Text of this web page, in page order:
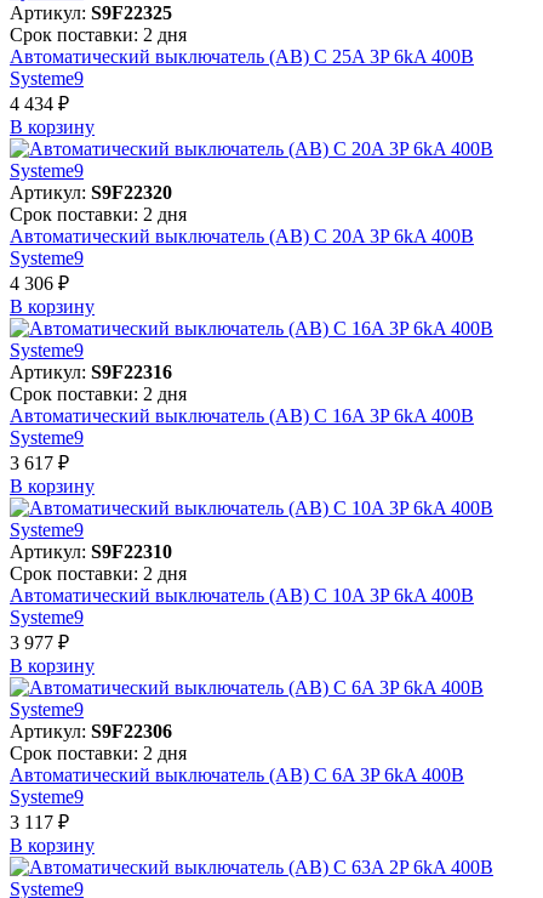
Артикул: S9F22325
Срок поставки: 2 дня
Автоматический выключатель (АВ) C 25A 3P 6kA 400В
Systeme9
4 434 ₽
В корзинy
Артикул: S9F22320
Срок поставки: 2 дня
Автоматический выключатель (АВ) C 20A 3P 6kA 400В
Systeme9
4 306 ₽
В корзинy
Артикул: S9F22316
Срок поставки: 2 дня
Автоматический выключатель (АВ) C 16A 3P 6kA 400В
Systeme9
3 617 ₽
В корзинy
Артикул: S9F22310
Срок поставки: 2 дня
Автоматический выключатель (АВ) C 10A 3P 6kA 400В
Systeme9
3 977 ₽
В корзинy
Артикул: S9F22306
Срок поставки: 2 дня
Автоматический выключатель (АВ) C 6A 3P 6kA 400В
Systeme9
3 117 ₽
В корзинy